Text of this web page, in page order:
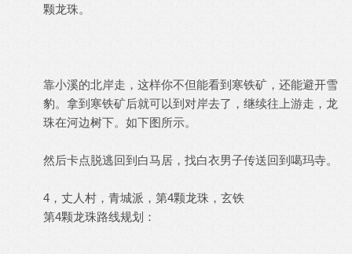
颗龙珠。
靠小溪的北岸走，这样你不但能看到寒铁矿，还能避开雪
豹。拿到寒铁矿后就可以到对岸去了，继续往上游走，龙
珠在河边树下。如下图所示。
然后卡点脱逃回到白马居，找白衣男子传送回到噶玛寺。
4，丈人村，青城派，第4颗龙珠，玄铁
第4颗龙珠路线规划：